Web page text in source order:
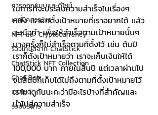
การออกแบบและดีไซน์
เทคนิคสาระ IT
NFT และ Cryptocurrency
รีวิวเกมส์จาก ChatStick
ChatStick NFT Collection
Chat Bot
เวบไซต์
รวมบริการ
ในการที่จะประสบความสำเร็จในเรื่องๆ
หนึ่ง เรามักตั้งเป้าหมายที่เราอยากได้ แล้ว
ลงมือทำ เพื่อให้สำเร็จตามเป้าหมายนั้นๆ
บางครั้งก็ไม่สำเร็จตามที่ตั้งไว้ เช่น ต้นปี
เราก็ตั้งเป้าหมายว่า เราจะเก็บเงินให้ได้
100,000 บาท ภายในสิ้นปี แต่เวลาผ่านไป
จนสิ้นปีก็เก็บได้ไม่ถึงตามที่ตั้งเป้าหมายไว้
เรามาดูกันนะคะว่ามีอะไรบ้างที่สำคัญและ
นำไปสู่ความสำเร็จ